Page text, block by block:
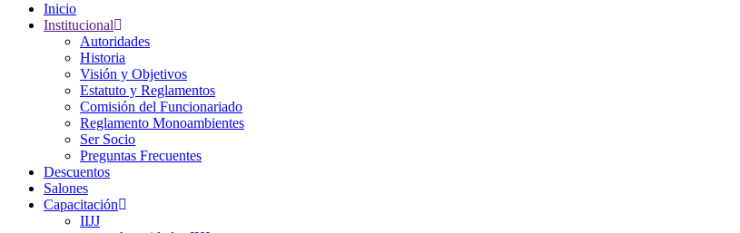
Inicio
Institucional
Autoridades
Historia
Visión y Objetivos
Estatuto y Reglamentos
Comisión del Funcionariado
Reglamento Monoambientes
Ser Socio
Preguntas Frecuentes
Descuentos
Salones
Capacitación
IIJJ